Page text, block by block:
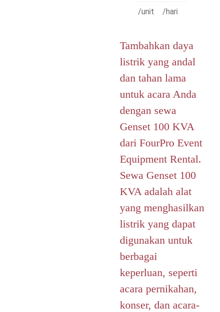
/unit /hari
Tambahkan daya
listrik yang andal
dan tahan lama
untuk acara Anda
dengan sewa
Genset 100 KVA
dari FourPro Event
Equipment Rental.
Sewa Genset 100
KVA adalah alat
yang menghasilkan
listrik yang dapat
digunakan untuk
berbagai
keperluan, seperti
acara pernikahan,
konser, dan acara-